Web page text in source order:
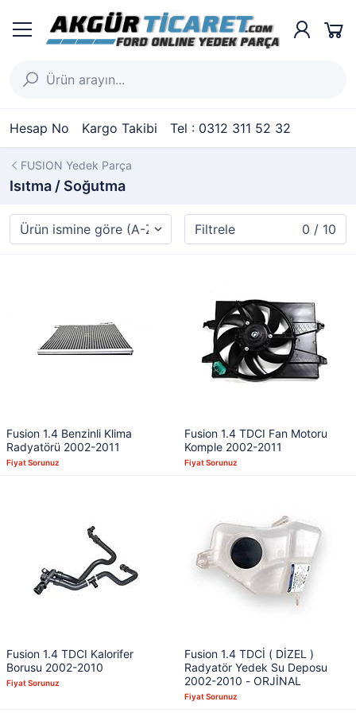
Hesap No Kargo Takibi Tel : 0312 311 52 32
FUSION Yedek Parça
Isıtma / Soğutma
Filtrele 0 / 10
Fusion 1.4 Benzinli Klima
Radyatörü 2002-2011
Fiyat Sorunuz
Fusion 1.4 TDCI Fan Motoru
Komple 2002-2011
Fiyat Sorunuz
Fusion 1.4 TDCI Kalorifer
Borusu 2002-2010
Fiyat Sorunuz
Fusion 1.4 TDCİ ( DİZEL )
Radyatör Yedek Su Deposu
2002-2010 - ORJİNAL
Fiyat Sorunuz